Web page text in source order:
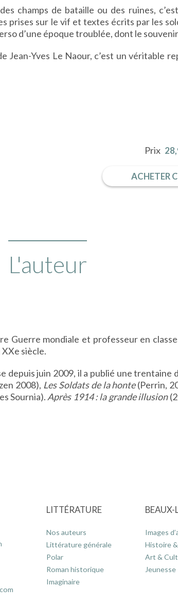
champs de bataille ou des ruines,
prises sur le vif et textes écrits par les
d’une époque troublée, dont le
Jean-Yves Le Naour, c’est un véritable
Prix
ACHETER
L'auteur
Guerre mondiale et professeur en
XXe siècle.
depuis juin 2009, il a publié une trentaine
2008), Les Soldats de la honte(Perrin,
Sournia). Après 1914 : la grande illusion
LITTÉRATURE
Nos auteurs
Littérature générale
Polar
Roman historique
Imaginaire
BEAUX-
Images
Histoire
Art &
Jeunesse